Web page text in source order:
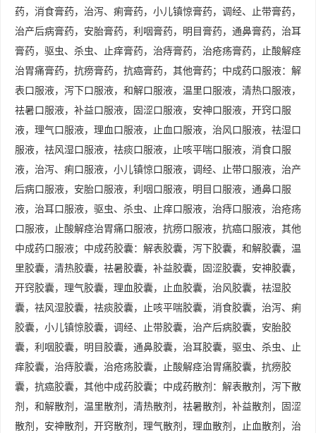
药，消食膏药，治泻、痢膏药，小儿镇惊膏药，调经、止带膏药，
治产后病膏药，安胎膏药，利咽膏药，明目膏药，通鼻膏药，治耳
膏药，驱虫、杀虫、止痒膏药，治痔膏药，治疮疡膏药，止酸解痉
治胃痛膏药，抗痨膏药，抗癌膏药，其他膏药；中成药口服液：解
表口服液，泻下口服液，和解口服液，温里口服液，清热口服液，
祛暑口服液，补益口服液，固涩口服液，安神口服液，开窍口服
液，理气口服液，理血口服液，止血口服液，治风口服液，祛湿口
服液，祛风湿口服液，祛痰口服液，止咳平喘口服液，消食口服
液，治泻、痢口服液，小儿镇惊口服液，调经、止带口服液，治产
后病口服液，安胎口服液，利咽口服液，明目口服液，通鼻口服
液，治耳口服液，驱虫、杀虫、止痒口服液，治痔口服液，治疮疡
口服液，止酸解痉治胃痛口服液，抗痨口服液，抗癌口服液，其他
中成药口服液；中成药胶囊：解表胶囊，泻下胶囊，和解胶囊，温
里胶囊，清热胶囊，祛暑胶囊，补益胶囊，固涩胶囊，安神胶囊，
开窍胶囊，理气胶囊，理血胶囊，止血胶囊，治风胶囊，祛湿胶
囊，祛风湿胶囊，祛痰胶囊，止咳平喘胶囊，消食胶囊，治泻、痢
胶囊，小儿镇惊胶囊，调经、止带胶囊，治产后病胶囊，安胎胶
囊，利咽胶囊，明目胶囊，通鼻胶囊，治耳胶囊，驱虫、杀虫、止
痒胶囊，治痔胶囊，治疮疡胶囊，止酸解痉治胃痛胶囊，抗痨胶
囊，抗癌胶囊，其他中成药胶囊；中成药散剂：解表散剂，泻下散
剂，和解散剂，温里散剂，清热散剂，祛暑散剂，补益散剂，固涩
散剂，安神散剂，开窍散剂，理气散剂，理血散剂，止血散剂，治